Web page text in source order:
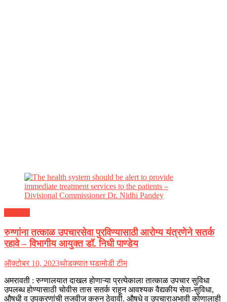
रुग्णांना तत्काळ उपचारसेवा पुरविण्यासाठी आरोग्य यंत्रणेने सतर्क
रहावे – विभागीय आयुक्त डॉ. निधी पाण्डेय
ऑक्टोबर 10, 2023थोडक्यात घडामोडी टीम
अमरावती : रुग्णालयात दाखल होणाऱ्या प्रत्येकाला तात्काळ उपचार सुविधा
उपलब्ध होण्यासाठी चोवीस तास सतर्क राहून आवश्यक वैद्यकीय सेवा-सुविधा,
औषधी व उपकरणांची तजवीज करुन ठेवावी. औषधे व उपचाराअभावी कोणालाही